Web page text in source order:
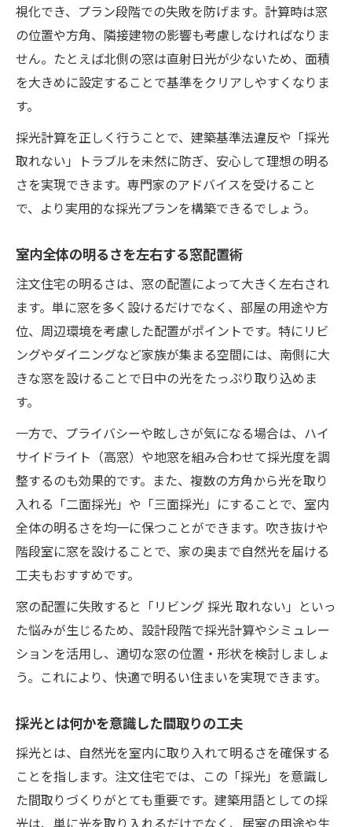
視化でき、プラン段階での失敗を防げます。計算時は窓
の位置や方角、隣接建物の影響も考慮しなければなりま
せん。たとえば北側の窓は直射日光が少ないため、面積
を大きめに設定することで基準をクリアしやすくなりま
す。
採光計算を正しく行うことで、建築基準法違反や「採光
取れない」トラブルを未然に防ぎ、安心して理想の明る
さを実現できます。専門家のアドバイスを受けること
で、より実用的な採光プランを構築できるでしょう。
室内全体の明るさを左右する窓配置術
注文住宅の明るさは、窓の配置によって大きく左右され
ます。単に窓を多く設けるだけでなく、部屋の用途や方
位、周辺環境を考慮した配置がポイントです。特にリビ
ングやダイニングなど家族が集まる空間には、南側に大
きな窓を設けることで日中の光をたっぷり取り込めま
す。
一方で、プライバシーや眩しさが気になる場合は、ハイ
サイドライト（高窓）や地窓を組み合わせて採光度を調
整するのも効果的です。また、複数の方角から光を取り
入れる「二面採光」や「三面採光」にすることで、室内
全体の明るさを均一に保つことができます。吹き抜けや
階段室に窓を設けることで、家の奥まで自然光を届ける
工夫もおすすめです。
窓の配置に失敗すると「リビング 採光 取れない」といっ
た悩みが生じるため、設計段階で採光計算やシミュレー
ションを活用し、適切な窓の位置・形状を検討しましょ
う。これにより、快適で明るい住まいを実現できます。
採光とは何かを意識した間取りの工夫
採光とは、自然光を室内に取り入れて明るさを確保する
ことを指します。注文住宅では、この「採光」を意識し
た間取りづくりがとても重要です。建築用語としての採
光は、単に光を取り入れるだけでなく、居室の用途や生